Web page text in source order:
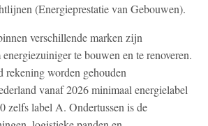
(Energieprestatie van Gebouwen).
verschillende marken zijn
te bouwen en te renoveren.
rekening worden gehouden
vanaf 2026 minimaal energielabel
zelfs label A. Ondertussen is de